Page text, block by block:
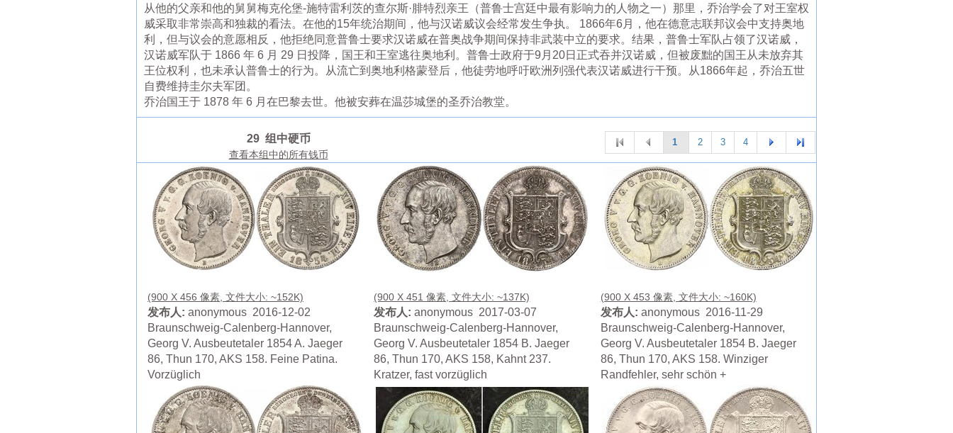
从他的父亲和他的舅舅梅克伦堡-施特雷利茨的查尔斯·腓特烈亲王（普鲁士宫廷中最有影响力的人物之一）那里，乔治学会了对王室权
威采取非常崇高和独裁的看法。在他的15年统治期间，他与汉诺威议会经常发生争执。 1866年6月，他在德意志联邦议会中支持奥地
利，但与议会的意愿相反，他拒绝同意普鲁士要求汉诺威在普奥战争期间保持非武装中立的要求。结果，普鲁士军队占领了汉诺威，
汉诺威军队于 1866 年 6 月 29 日投降，国王和王室逃往奥地利。普鲁士政府于9月20日正式吞并汉诺威，但被废黜的国王从未放弃其
王位权利，也未承认普鲁士的行为。从流亡到奥地利格蒙登后，他徒劳地呼吁欧洲列强代表汉诺威进行干预。从1866年起，乔治五世
自费维持圭尔夫军团。
乔治国王于 1878 年 6 月在巴黎去世。他被安葬在温莎城堡的圣乔治教堂。
29 组中硬币
查看本组中的所有钱币
1 2 3 4
(900 X 456 像素, 文件大小: ~152K)
发布人: anonymous 2016-12-02
Braunschweig-Calenberg-Hannover,
Georg V. Ausbeutetaler 1854 A. Jaeger
86, Thun 170, AKS 158. Feine Patina.
Vorzüglich
(900 X 451 像素, 文件大小: ~137K)
发布人: anonymous 2017-03-07
Braunschweig-Calenberg-Hannover,
Georg V. Ausbeutetaler 1854 B. Jaeger
86, Thun 170, AKS 158, Kahnt 237.
Kratzer, fast vorzüglich
(900 X 453 像素, 文件大小: ~160K)
发布人: anonymous 2016-11-29
Braunschweig-Calenberg-Hannover,
Georg V. Ausbeutetaler 1854 B. Jaeger
86, Thun 170, AKS 158. Winziger
Randfehler, sehr schön +